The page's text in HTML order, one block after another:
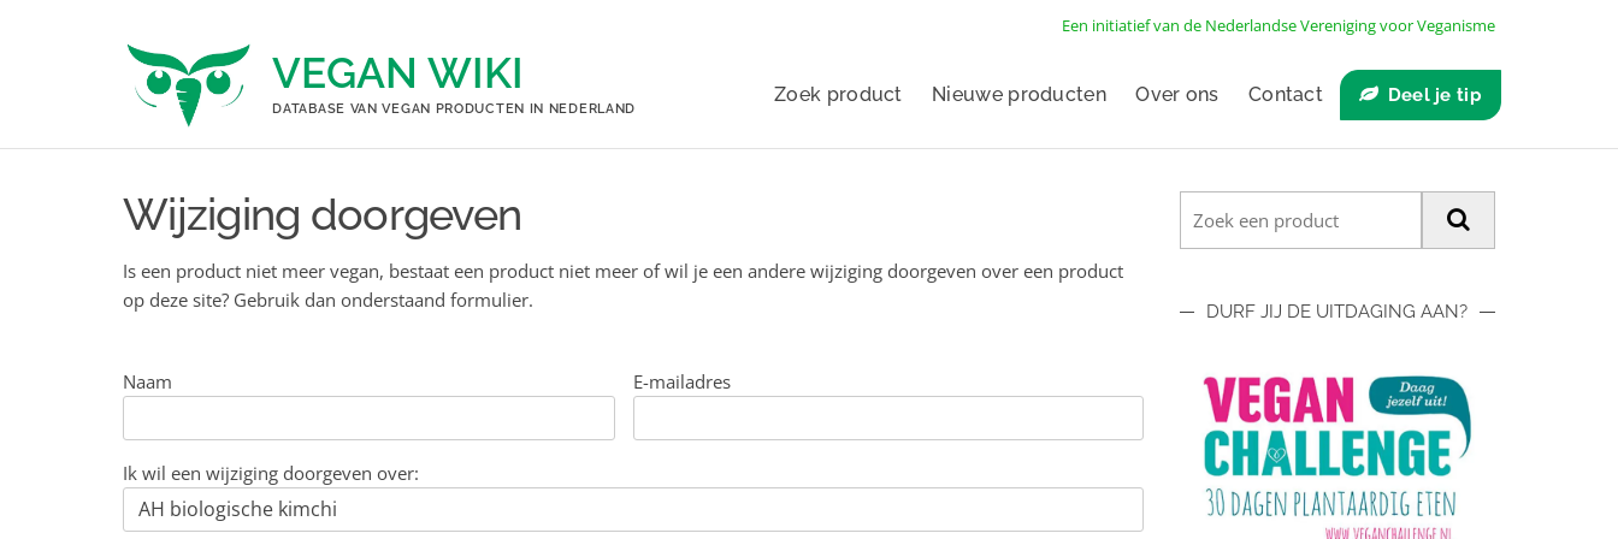
Een initiatief van de Nederlandse Vereniging voor Veganisme
VEGAN WIKI
DATABASE VAN VEGAN PRODUCTEN IN NEDERLAND
Zoek product Nieuwe producten Over ons Contact Deel je tip
Wijziging doorgeven
Is een product niet meer vegan, bestaat een product niet meer of wil je een andere wijziging doorgeven over een product
op deze site? Gebruik dan onderstaand formulier.
Naam E-mailadres
Ik wil een wijziging doorgeven over:
DURF JIJ DE UITDAGING AAN?